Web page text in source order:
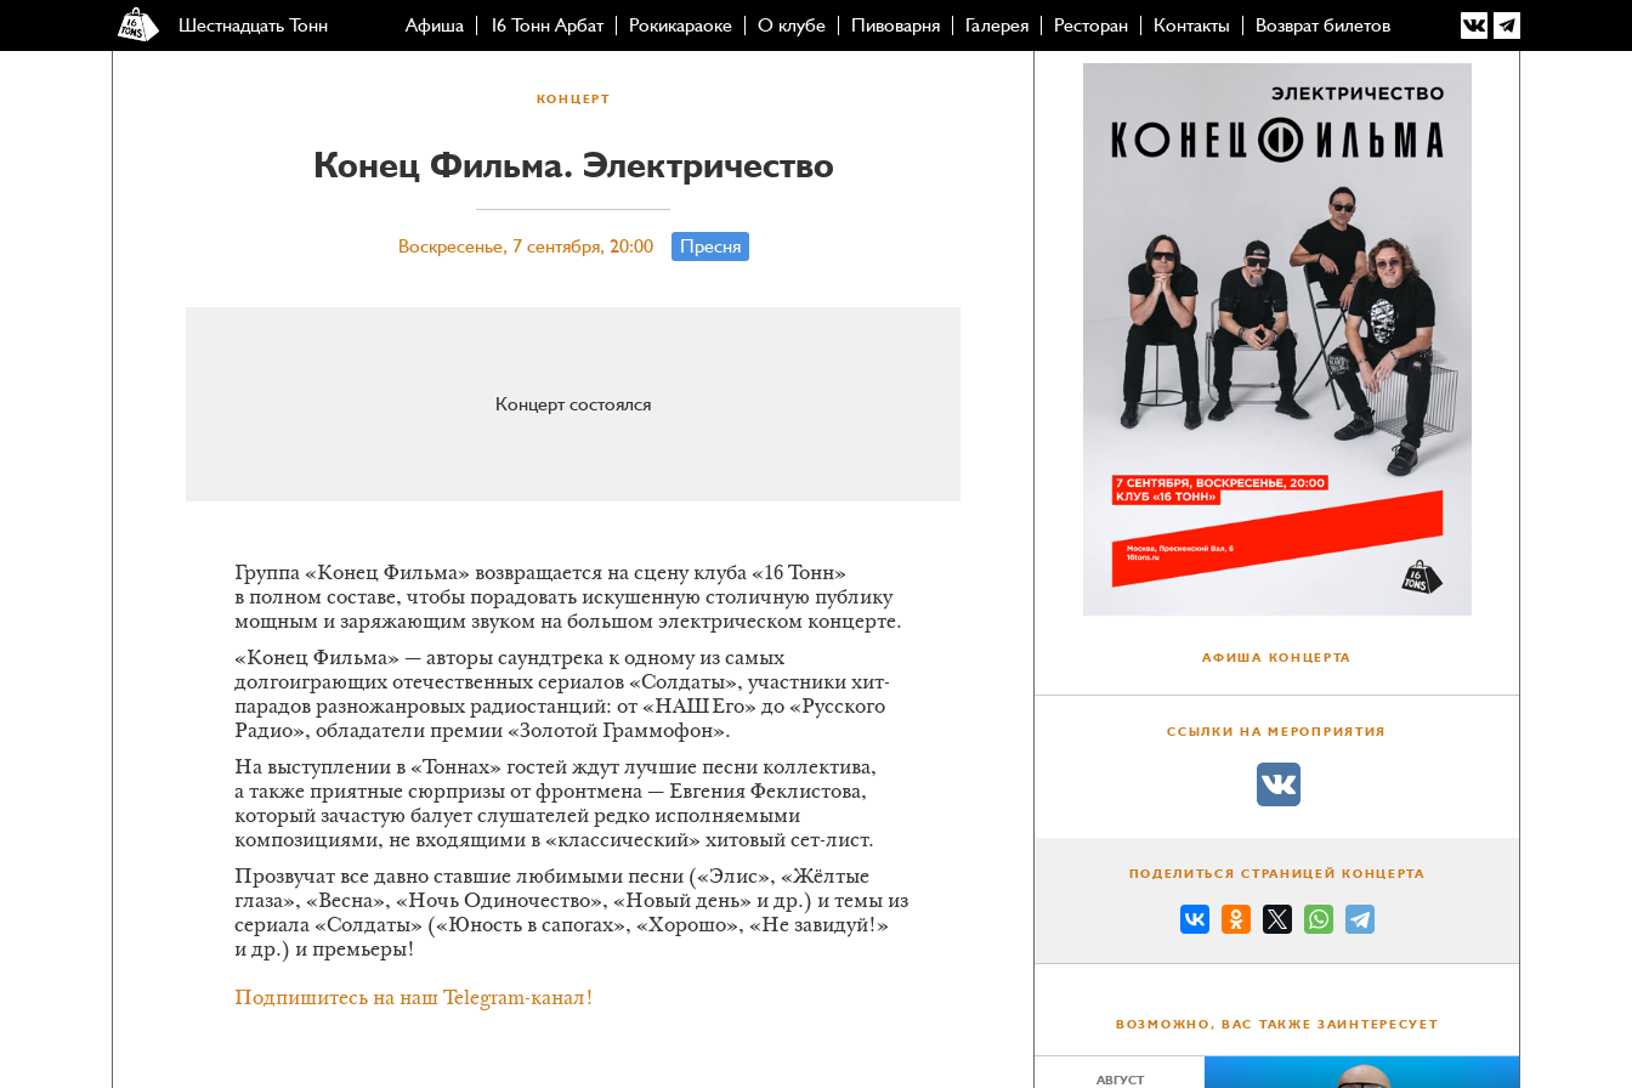
Шестнадцать Тонн Афиша 16 Тонн Арбат Рокикараоке О клубе Пивоварня Галерея Ресторан Контакты Возврат билетов
КОНЦЕРТ
Конец Фильма. Электричество
Воскресенье, 7 сентября, 20:00 Пресня
Концерт состоялся
Группа «Конец Фильма» возвращается на сцену клуба «16 Тонн»
в полном составе, чтобы порадовать искушенную столичную публику
мощным и заряжающим звуком на большом электрическом концерте.
«Конец Фильма» — авторы саундтрека к одному из самых
долгоиграющих отечественных сериалов «Солдаты», участники хит-
парадов разножанровых радиостанций: от «НАШЕго» до «Русского
Радио», обладатели премии «Золотой Граммофон».
На выступлении в «Тоннах» гостей ждут лучшие песни коллектива,
а также приятные сюрпризы от фронтмена — Евгения Феклистова,
который зачастую балует слушателей редко исполняемыми
композициями, не входящими в «классический» хитовый сет-лист.
Прозвучат все давно ставшие любимыми песни («Элис», «Жёлтые
глаза», «Весна», «Ночь Одиночество», «Новый день» и др.) и темы из
сериала «Солдаты» («Юность в сапогах», «Хорошо», «Не завидуй!»
и др.) и премьеры!
Подпишитесь на наш Telegram-канал!
АФИША КОНЦЕРТА
ССЫЛКИ НА МЕРОПРИЯТИЯ
ПОДЕЛИТЬСЯ СТРАНИЦЕЙ КОНЦЕРТА
ВОЗМОЖНО, ВАС ТАКЖЕ ЗАИНТЕРЕСУЕТ
АВГУСТ